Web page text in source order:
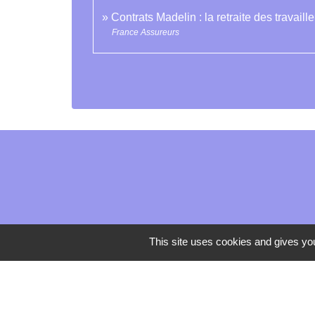
Contrats Madelin : la retraite des
France Assureurs
This site uses cookies and gives